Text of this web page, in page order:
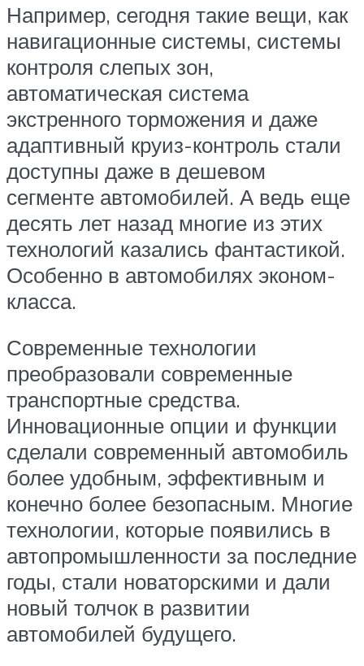
Например, сегодня такие вещи, как
навигационные системы, системы
контроля слепых зон,
автоматическая система
экстренного торможения и даже
адаптивный круиз-контроль стали
доступны даже в дешевом
сегменте автомобилей. А ведь еще
десять лет назад многие из этих
технологий казались фантастикой.
Особенно в автомобилях эконом-
класса.
Современные технологии
преобразовали современные
транспортные средства.
Инновационные опции и функции
сделали современный автомобиль
более удобным, эффективным и
конечно более безопасным. Многие
технологии, которые появились в
автопромышленности за последние
годы, стали новаторскими и дали
новый толчок в развитии
автомобилей будущего.